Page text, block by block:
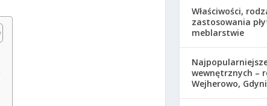
Właściwości,
zastosowania
meblarstwie
wewnętrznych –
Wejherowo,